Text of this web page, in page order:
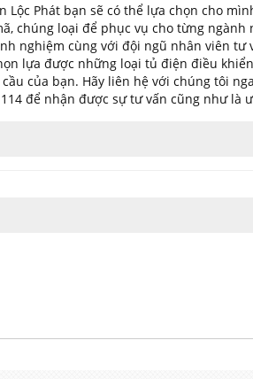
Lộc Phát bạn sẽ có thể lựa chọn cho
chúng loại để phục vụ cho từng ngành
nghiệm cùng với đội ngũ nhân viên tư
lựa được những loại tủ điện điều
của bạn. Hãy liên hệ với chúng tôi
để nhận được sự tư vấn cũng như là